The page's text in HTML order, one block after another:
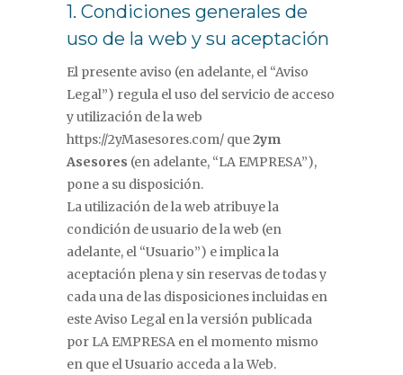
1. Condiciones generales de
uso de la web y su aceptación
El presente aviso (en adelante, el “Aviso
Legal”) regula el uso del servicio de acceso
y utilización de la web
https://2yMasesores.com/ que2ym
Asesores (en adelante, “LA EMPRESA”),
pone a su disposición.
La utilización de la web atribuye la
condición de usuario de la web (en
adelante, el “Usuario”) e implica la
aceptación plena y sin reservas de todas y
cada una de las disposiciones incluidas en
este Aviso Legal en la versión publicada
por LA EMPRESA en el momento mismo
en que el Usuario acceda a la Web.